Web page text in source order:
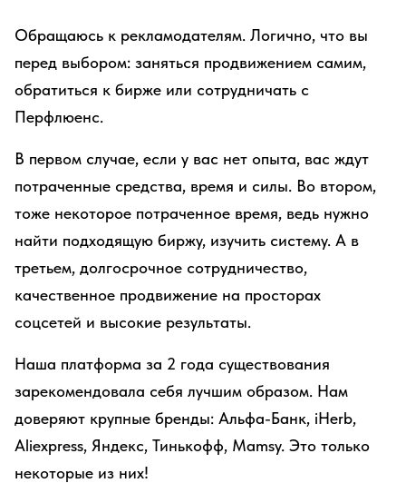
Обращаюсь к рекламодателям. Логично, что вы
перед выбором: заняться продвижением самим,
обратиться к бирже или сотрудничать с
Перфлюенс.
В первом случае, если у вас нет опыта, вас ждут
потраченные средства, время и силы. Во втором,
тоже некоторое потраченное время, ведь нужно
найти подходящую биржу, изучить систему. А в
третьем, долгосрочное сотрудничество,
качественное продвижение на просторах
соцсетей и высокие результаты.
Наша платформа за 2 года существования
зарекомендовала себя лучшим образом. Нам
доверяют крупные бренды: Альфа-Банк, iHerb,
Aliexpress, Яндекс, Тинькофф, Mamsy. Это только
некоторые из них!